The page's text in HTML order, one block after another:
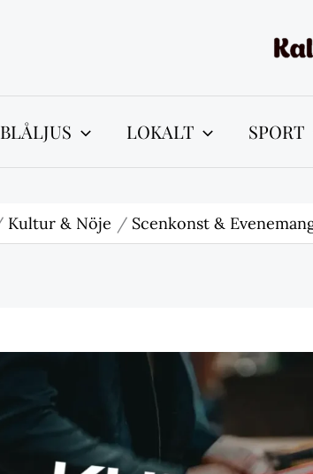
BLÅLJUS LOKALT SPORT
Kultur & Nöje Scenkonst &